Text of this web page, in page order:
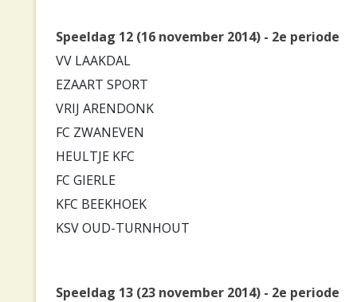
Speeldag 12 (16 november 2014) - 2e periode
VV LAAKDAL
EZAART SPORT
VRIJ ARENDONK
FC ZWANEVEN
HEULTJE KFC
FC GIERLE
KFC BEEKHOEK
KSV OUD-TURNHOUT
Speeldag 13 (23 november 2014) - 2e periode